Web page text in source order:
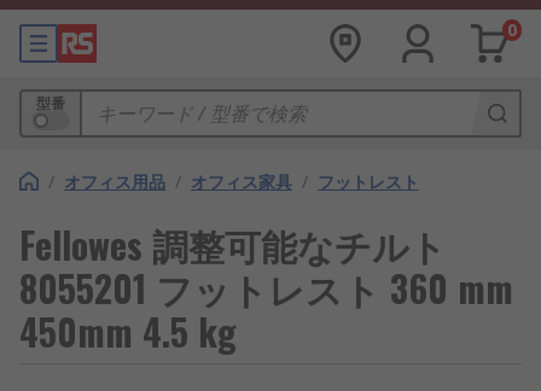
0
型番
/ オフィス用品 / オフィス家具 / フットレスト
Fellowes 調整可能なチルト
8055201 フットレスト 360 mm
450mm 4.5 kg